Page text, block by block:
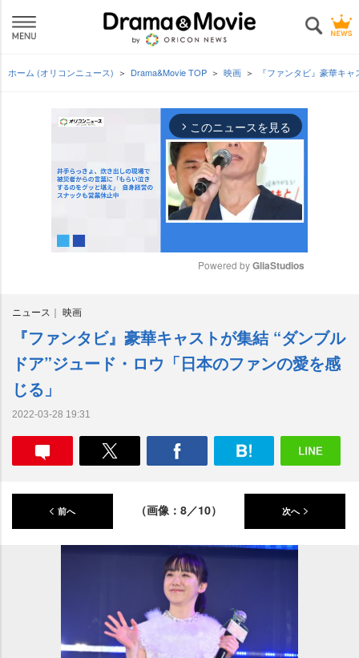
ホーム (オリコンニュース) Drama&Movie TOP 映画 『ファンタビ』豪華キ
arrow_forward_ios このニュースを見る
e
Powered by GliaStudios
ニュース 映画
『ファンタビ』豪華キャストが集結 “ダンブル
ドア”ジュード・ロウ「日本のファンの愛を感
じる」
2022-03-28 19:31
前へ （画像：8／10） 次へ